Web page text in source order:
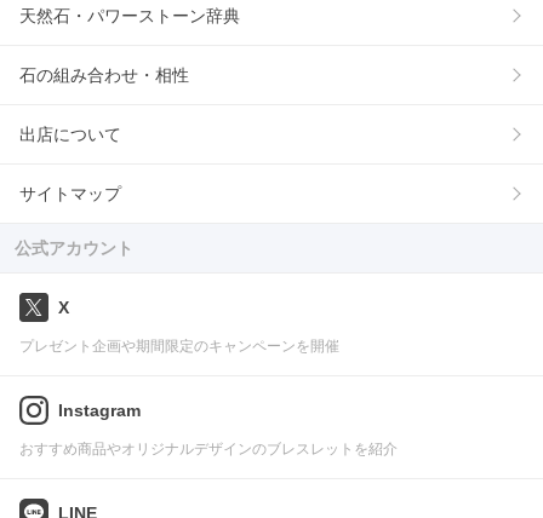
天然石・パワーストーン辞典
石の組み合わせ・相性
出店について
サイトマップ
公式アカウント
X
プレゼント企画や期間限定のキャンペーンを開催
Instagram
おすすめ商品やオリジナルデザインのブレスレットを紹介
LINE